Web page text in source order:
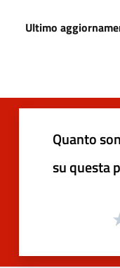
Ultimo
Quanto
su questa